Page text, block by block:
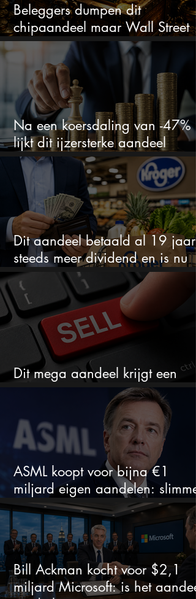
Beleggers dumpen dit
chipaandeel maar Wall Street
ziet een zeldzame koopkans
Na een koersdaling van -47%
lijkt dit ijzersterke aandeel
aantrekkelijker dan ooit
Dit aandeel betaald al 19 jaar
steeds meer dividend en is nu
goedkoop
Dit mega aandeel krijgt een
zeldzaam verkoopadvies
ASML koopt voor bijna €1
miljard eigen aandelen: slimme
zet of dure timing?
Bill Ackman kocht voor $2,1
miljard Microsoft: is het aandeel